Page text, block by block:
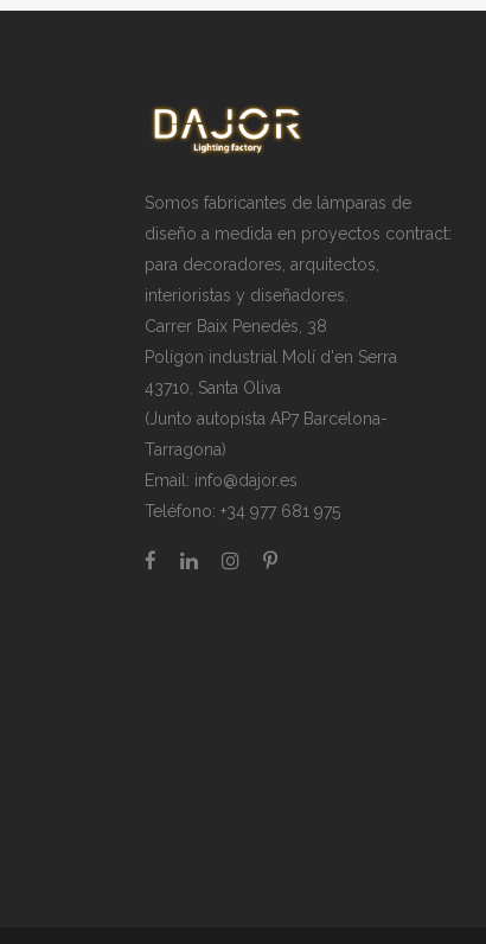
Somos fabricantes de lámparas de
diseño a medida en proyectos contract:
para decoradores, arquitectos,
interioristas y diseñadores.
Carrer Baix Penedès, 38
Polígon industrial Molí d'en Serra
43710, Santa Oliva
(Junto autopista AP7 Barcelona-
Tarragona)
Email: info@dajor.es
Teléfono: +34 977 681 975